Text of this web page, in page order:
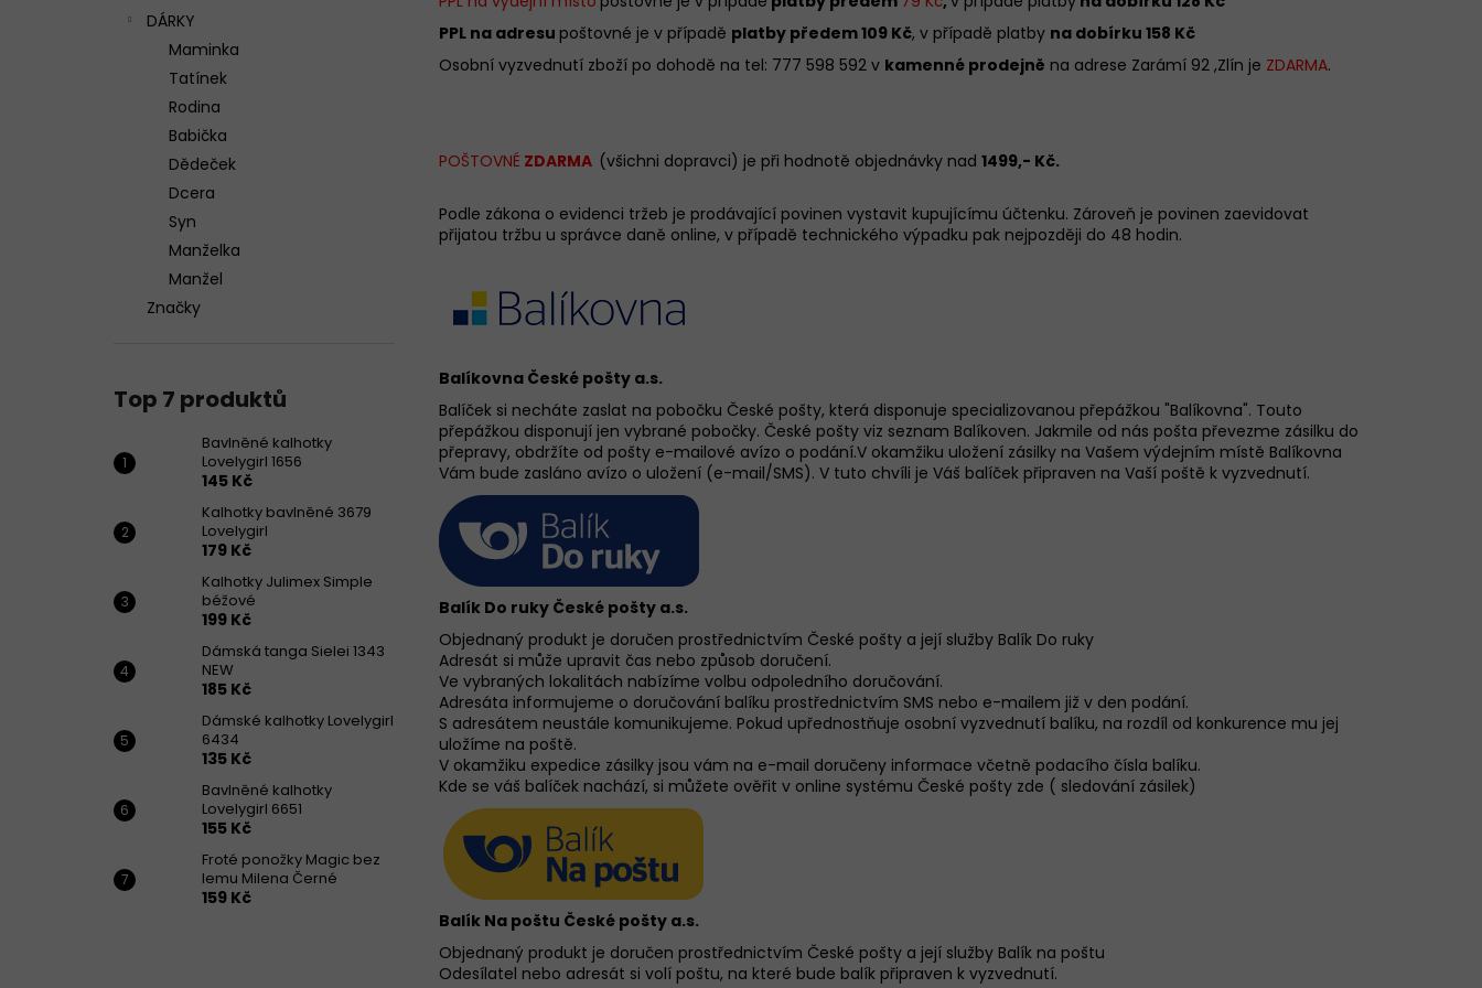
DÁRKY
Maminka
Tatínek
Rodina
Babička
Dědeček
Dcera
Syn
Manželka
Manžel
Značky
Top 7 produktů
Bavlněné kalhotky
Lovelygirl 1656
145 Kč
Kalhotky bavlněné 3679
Lovelygirl
179 Kč
Kalhotky Julimex Simple
béžové
199 Kč
Dámská tanga Sielei 1343
NEW
185 Kč
Dámské kalhotky Lovelygirl
6434
135 Kč
Bavlněné kalhotky
Lovelygirl 6651
155 Kč
Froté ponožky Magic bez
lemu Milena Černé
159 Kč
PPL na adresu poštovné je v případě platby předem 109 Kč, v případě platby na dobírku 158 Kč
Osobní vyzvednutí zboží po dohodě na tel: 777 598 592 v kamenné prodejně na adrese Zarámí 92 ,Zlín je ZDARMA.
POŠTOVNÉ ZDARMA (všichni dopravci) je při hodnotě objednávky nad 1499,- Kč.
Podle zákona o evidenci tržeb je prodávající povinen vystavit kupujícímu účtenku. Zároveň je povinen zaevidovat
přijatou tržbu u správce daně online, v případě technického výpadku pak nejpozději do 48 hodin.
Balíkovna České pošty a.s.
Balíček si necháte zaslat na pobočku České pošty, která disponuje specializovanou přepážkou "Balíkovna". Touto
přepážkou disponují jen vybrané pobočky. České pošty viz seznam Balíkoven. Jakmile od nás pošta převezme zásilku do
přepravy, obdržíte od pošty e-mailové avízo o podání.V okamžiku uložení zásilky na Vašem výdejním místě Balíkovna
Vám bude zasláno avízo o uložení (e-mail/SMS). V tuto chvíli je Váš balíček připraven na Vaší poště k vyzvednutí.
Balík Do ruky České pošty a.s.
Objednaný produkt je doručen prostřednictvím České pošty a její služby Balík Do ruky
Adresát si může upravit čas nebo způsob doručení.
Ve vybraných lokalitách nabízíme volbu odpoledního doručování.
Adresáta informujeme o doručování balíku prostřednictvím SMS nebo e-mailem již v den podání.
S adresátem neustále komunikujeme. Pokud upřednostňuje osobní vyzvednutí balíku, na rozdíl od konkurence mu jej
uložíme na poště.
V okamžiku expedice zásilky jsou vám na e-mail doručeny informace včetně podacího čísla balíku.
Kde se váš balíček nachází, si můžete ověřit v online systému České pošty zde ( sledování zásilek)
Balík Na poštu České pošty a.s.
Objednaný produkt je doručen prostřednictvím České pošty a její služby Balík na poštu
Odesílatel nebo adresát si volí poštu, na které bude balík připraven k vyzvednutí.
BAVLNĚNÉ KALHOTKY LOVELYGIRL 1656
145 Kč